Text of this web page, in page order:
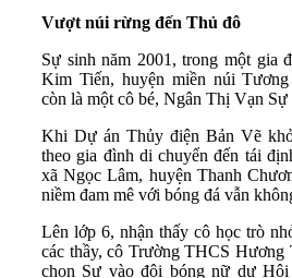
Vượt núi rừng đến Thủ đô
Sự sinh năm 2001, trong một gia
Kim Tiến, huyện miền núi
còn là một cô bé, Ngân Thị Vạn Sự
Khi Dự án Thủy điện Bản Vẽ
theo gia đình di chuyển đến tái
xã Ngọc Lâm, huyện Thanh
niềm đam mê với bóng đá vẫn
Lên lớp 6, nhận thấy cô học trò
các thầy, cô Trường THCS Hương
chọn Sự vào đội bóng nữ dự